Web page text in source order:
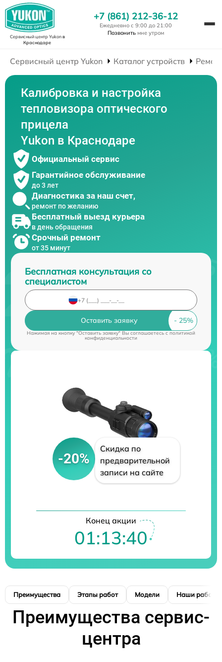
Сервисный центр Yukonв
Краснодаре
+7 (861) 212-36-12
Ежедневно с 9:00 до 21:00
Позвонить мне утром
Сервисный центр Yukon Каталог устройств
Калибровка и настройка
тепловизора оптического
прицела
Yukon в Краснодаре
Официальный сервис
Гарантийное обслуживание
до 3 лет
Диагностика за наш счет,
ремонт по желанию
Бесплатный выезд курьера
в день обращения
Срочный ремонт
от 35 минут
Бесплатная консультация со
специалистом
Оставить заявку
Нажимая на кнопку "Оставить заявку" Вы соглашаетесь cполитикой
конфиденциальности
-20%
Скидка по
предварительной
записи на сайте
Конец акции
01:13:39
Преимущества Этапы работ Модели Наши работы
Преимущества сервис-
центра